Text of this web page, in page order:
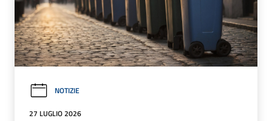
NOTIZIE
27 LUGLIO 2026